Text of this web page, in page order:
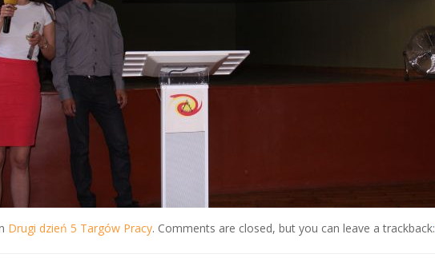
Drugi dzień 5 Targów Pracy. Comments are closed, but you can leave a trackback: